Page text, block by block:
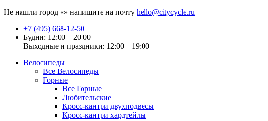
Не нашли город «» напишите на почту hello@citycycle.ru
+7 (495) 668-12-50
Будни: 12:00 – 20:00
Выходные и праздники: 12:00 – 19:00
Велосипеды
Все Велосипеды
Горные
Все Горные
Любительские
Кросс-кантри двухподвесы
Кросс-кантри хардтейлы